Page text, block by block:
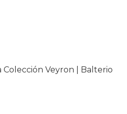
Colección Veyron | Balterio